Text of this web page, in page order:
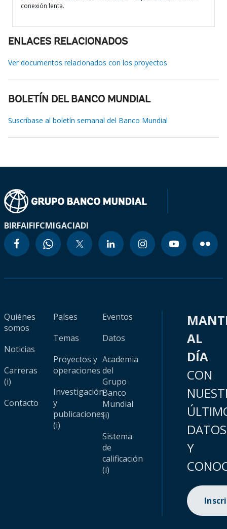
conexión lenta.
ENLACES RELACIONADOS
Ver documentos relacionados con los proyectos
BOLETÍN DEL BANCO MUNDIAL
Suscríbase al boletín semanal del Banco Mundial
BIRFAIFIFCMIGACIADI
Quiénes
somos
Noticias
Carreras
(i)
Contacto
Países
Temas
Proyectos y
operaciones
Investigación
y
publicaciones
(i)
Eventos
Datos
Academia
del
Grupo
Banco
Mundial
(i)
Sistema
de
calificación
(i)
AL
DÍA
CON
DATOS
Y